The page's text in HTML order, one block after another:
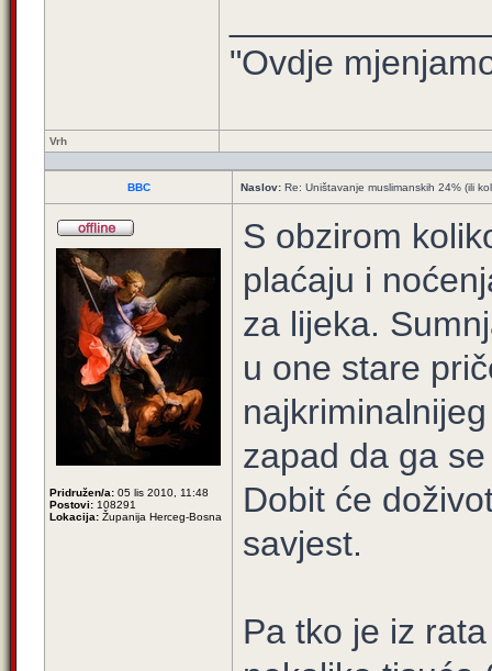
"Ovdje
Vrh
BBC Naslov: Re: Uništavanje muslimanskih 24% (ili
Pridružen/a: 05 lis 2010, 11:48
Postovi: 108291
Lokacija: Županija Herceg-Bosna
S obzirom
plaćaju i
za lijeka.
u one stare
zapad da ga
Dobit će
savjest.
Pa tko je iz